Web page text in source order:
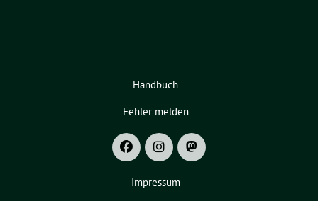
Handbuch
Fehler melden
Impressum